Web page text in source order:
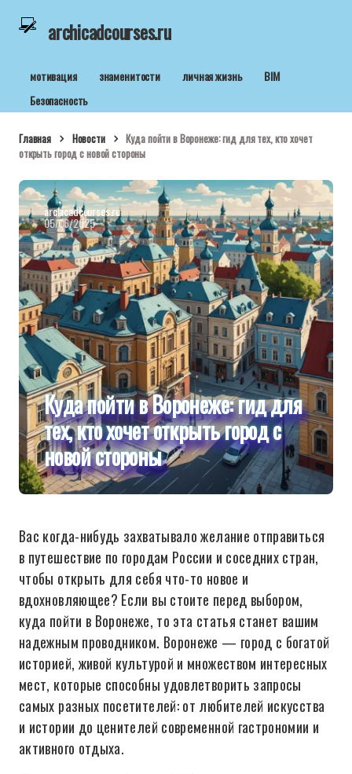
archicadcourses.ru
мотивация знаменитости личная жизнь
BIM
Безопасность
Главная Новости
Куда пойти в Воронеже: гид для тех, кто хочет
открыть город с новой стороны
archicadcourses.ru
05/06/2025
Куда пойти в Воронеже: гид для
тех, кто хочет открыть город с
новой стороны
Вас когда-нибудь захватывало желание отправиться
в путешествие по городам России и соседних стран,
чтобы открыть для себя что-то новое и
вдохновляющее? Если вы стоите перед выбором,
куда пойти в Воронеже, то эта статья станет вашим
надежным проводником. Воронеже — город с богатой
историей, живой культурой и множеством интересных
мест, которые способны удовлетворить запросы
самых разных посетителей: от любителей искусства
и истории до ценителей современной гастрономии и
активного отдыха.